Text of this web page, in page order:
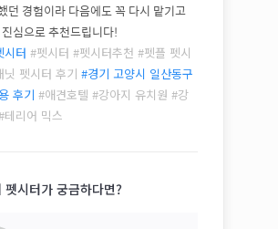
던 경험이라 다음에도 꼭 다시 맡기고
심으로 추천드립니다!
시터 #펫시터 #펫시터추천 #펫플 펫시
닛 펫시터 후기 #경기 고양시 일산동구
후기 #애견호텔 #강아지 유치원 #강
테리어 믹스
펫시터가 궁금하다면?